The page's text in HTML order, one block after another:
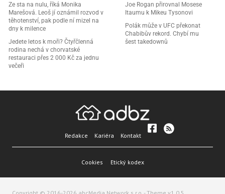
Ze sta na nulu, říká Monika
Marešová. Leoš jí oznámil rozvod v
těhotenství, pak podle ní mizel na
dny k milence
Jedete letos k moři? Čtyřčlenná
rodina nechá v chorvatské
restauraci přes 2 000 Kč za jednu
večeři
Joe Rogan přirovnal Mosese
Itaumu k Mikeu Tysonovi
Polák může v UFC překonat
Chabibův rekord. Chybí mu
šest takedownů
Redakce Kariéra Kontakt
Cookies Etický kodex